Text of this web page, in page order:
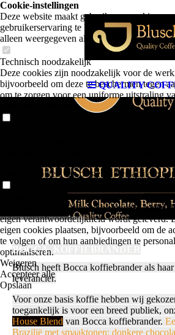
QUALITY
BOCCA KOFFIEBRANDER
Blusch heeft Bocca koffiebrander als
leverancier.
Voor onze basis koffie hebben wij
toegankelijk is voor een breed publiek,
House Blend van Bocca koffiebrander.
Brazilië met smaaktonen: donkere
Cookie-instellingen
Deze website maakt gebruik van cookies om
gebruikerservaring te bieden. Bepaalde
alleen weergegeven als "Inhoud van
Technisch noodzakelijk
Deze cookies zijn noodzakelijk voor de
bijvoorbeeld om deze te beschermen tegen
om te zorgen voor een uniforme uitstraling
vraag van bezoekers.
door het volgen van de gebruikersactiviteit
Inhoud van derden
Deze website kan inhoud of functies
eigen verantwoordelijkheid wordt geleverd.
eigen cookies plaatsen, bijvoorbeeld om de
te volgen of om hun aanbiedingen te
optimaliseren.
Weigeren
Accepteer alle
Opslaan